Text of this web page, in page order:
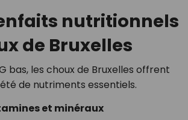
nutritionnels
de Bruxelles
bas, les choux de Bruxelles offrent
de nutriments essentiels.
et minéraux